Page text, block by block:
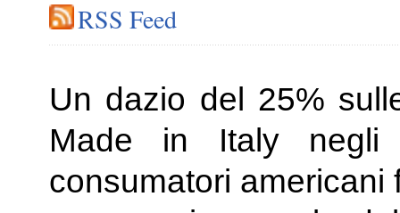
RSS Feed
Un dazio del 25%
Made in Italy negli
consumatori americani